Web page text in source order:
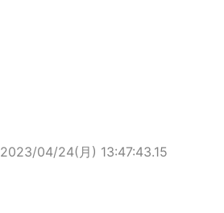
2023/04/24(月) 13:47:43.15